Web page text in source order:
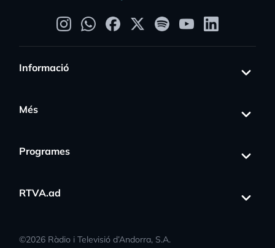
Informació
Més
Programes
RTVA.ad
©2026 Ràdio i Televisió d’Andorra, S.A.